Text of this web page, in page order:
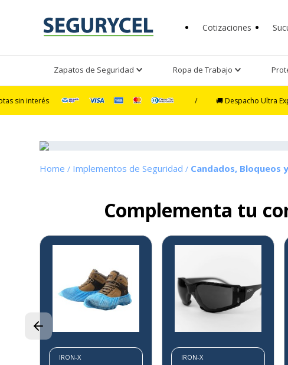
Cotizaciones
Zapatos de Seguridad Ropa de Trabajo
/ 🚚 Despacho Ultra Exprés en 4
Implementos de Seguridad Candados, Bloqueos
Complementa tu
IRON-X IRON-X